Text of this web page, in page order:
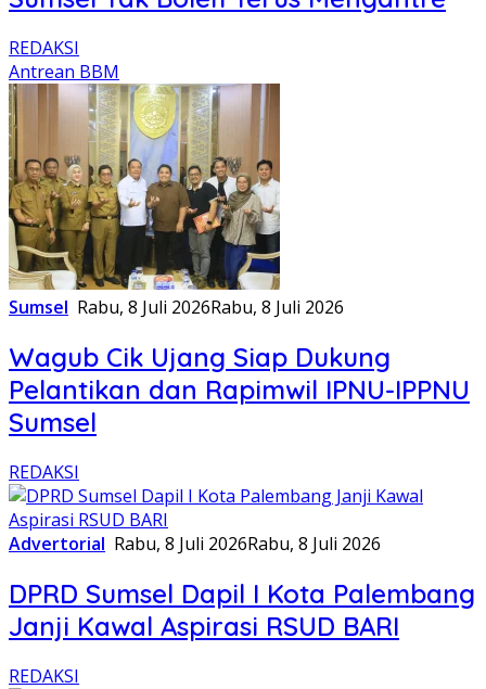
REDAKSI
Antrean BBM
Sumsel Rabu, 8 Juli 2026Rabu, 8 Juli 2026
Wagub Cik Ujang Siap Dukung
Pelantikan dan Rapimwil IPNU-IPPNU
Sumsel
REDAKSI
Advertorial Rabu, 8 Juli 2026Rabu, 8 Juli 2026
DPRD Sumsel Dapil I Kota Palembang
Janji Kawal Aspirasi RSUD BARI
REDAKSI